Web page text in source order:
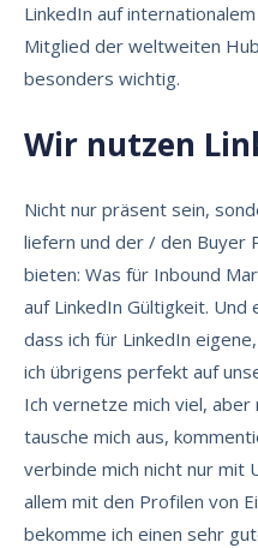
LinkedIn auf
Mitglied der weltweiten
besonders wichtig.
Wir nutzen
Nicht nur präsent sein,
liefern und der / den Buyer
bieten: Was für Inbound
auf LinkedIn Gültigkeit.
dass ich für LinkedIn
ich übrigens perfekt auf
Ich vernetze mich viel, aber
tausche mich aus,
verbinde mich nicht nur mit
allem mit den Profilen von
bekomme ich einen sehr